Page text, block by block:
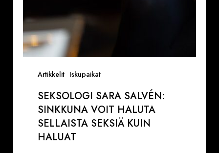
Artikkelit Iskupaikat
SEKSOLOGI SARA SALVÉN:
SINKKUNA VOIT HALUTA
SELLAISTA SEKSIÄ KUIN
HALUAT